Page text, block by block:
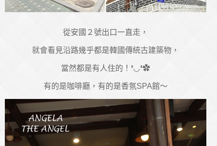
從安國２號出口一直走，
就會看見沿路幾乎都是韓國傳統古建築物，
當然都是有人住的！❛◡❛✿
有的是咖啡廳，有的是香氛SPA館～